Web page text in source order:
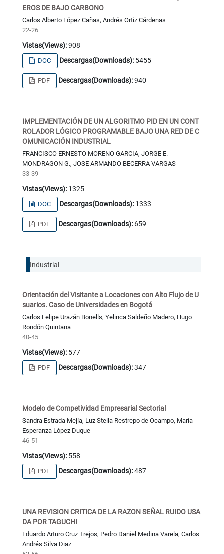
EROS DE BAJO CARBONO
Carlos Alberto López Cañas, Andrés Ortiz Cárdenas
22-26
Vistas(Views):908
DOC Descargas(Downloads): 5455
PDF Descargas(Downloads):940
IMPLEMENTACIÓN DE UN ALGORITMO PID EN UN CONT
ROLADOR LÓGICO PROGRAMABLE BAJO UNA RED DE C
OMUNICACIÓN INDUSTRIAL
FRANCISCO ERNESTO MORENO GARCIA, JORGE E.
MONDRAGON G., JOSE ARMANDO BECERRA VARGAS
33-39
Vistas(Views):1325
DOC Descargas(Downloads): 1333
PDF Descargas(Downloads): 659
Industrial
Orientación del Visitante a Locaciones con Alto Flujo de U
suarios. Caso de Universidades en Bogotá
Carlos Felipe Urazán Bonells, Yelinca Saldeño Madero, Hugo
Rondón Quintana
40-45
Vistas(Views):577
PDF Descargas(Downloads):347
Modelo de Competividad Empresarial Sectorial
Sandra Estrada Mejía, Luz Stella Restrepo de Ocampo, María
Esperanza López Duque
46-51
Vistas(Views):558
PDF Descargas(Downloads):487
UNA REVISION CRITICA DE LA RAZON SEÑAL RUIDO USA
DA POR TAGUCHI
Eduardo Arturo Cruz Trejos, Pedro Daniel Medina Varela, Carlos
Andrés Silva Diaz